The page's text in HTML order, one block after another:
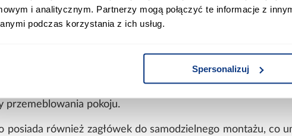
i analitycznym. Partnerzy mogą połączyć te informacje z
podczas korzystania z ich usług.
Spersonalizuj
został wykonany w tkaninie Zetta w eleganckim,
dodaje meblowi luksusowego charakteru. Beżowy
wnętrz, dodając im ciepła i elegancji.
użytkowania mebla.
i estetycznym elementem tapczanu są srebrne ślizgi
chroniąc jej powierzchnię przed zarysowaniami.
przemeblowania pokoju.
posiada również zagłówek do samodzielnego montażu, co